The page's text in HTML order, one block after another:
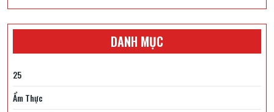
DANH MỤC
25
Ẩm Thực